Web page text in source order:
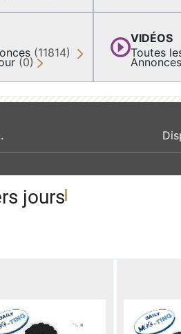
(11814)
(0)
VIDÉOS
Toutes
jours